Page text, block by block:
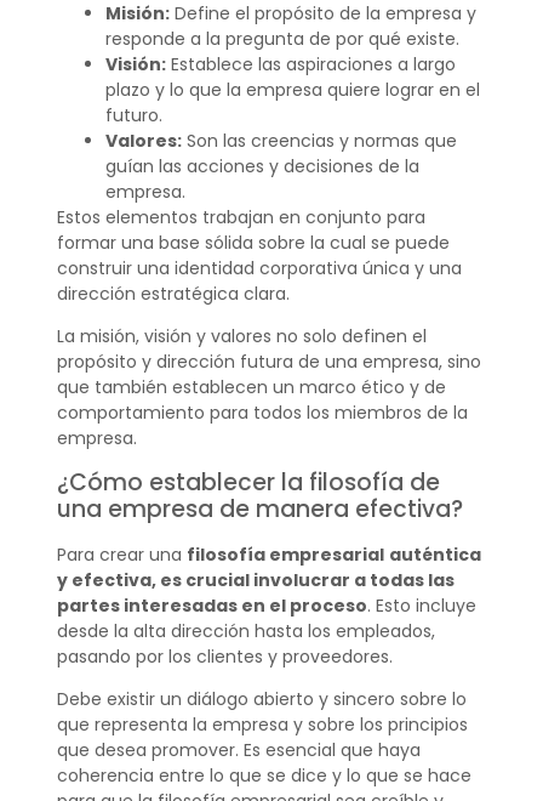
Misión:Define el propósito de la empresa y
responde a la pregunta de por qué existe.
Visión:Establece las aspiraciones a largo
plazo y lo que la empresa quiere lograr en el
futuro.
Valores:Son las creencias y normas que
guían las acciones y decisiones de la
empresa.
Estos elementos trabajan en conjunto para
formar una base sólida sobre la cual se puede
construir una identidad corporativa única y una
dirección estratégica clara.
La misión, visión y valores no solo definen el
propósito y dirección futura de una empresa, sino
que también establecen un marco ético y de
comportamiento para todos los miembros de la
empresa.
¿Cómo establecer la filosofía de
una empresa de manera efectiva?
Para crear una filosofía empresarial auténtica
y efectiva, es crucial involucrar a todas las
partes interesadas en el proceso. Esto incluye
desde la alta dirección hasta los empleados,
pasando por los clientes y proveedores.
Debe existir un diálogo abierto y sincero sobre lo
que representa la empresa y sobre los principios
que desea promover. Es esencial que haya
coherencia entre lo que se dice y lo que se hace